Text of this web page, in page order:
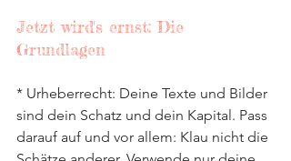
Jetzt wird's ernst: Die
Grundlagen
* Urheberrecht: Deine Texte und Bilder
sind dein Schatz und dein Kapital. Pass
darauf auf und vor allem: Klau nicht die